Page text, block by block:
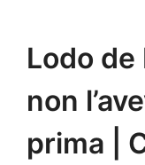
Lodo de
non
prima |